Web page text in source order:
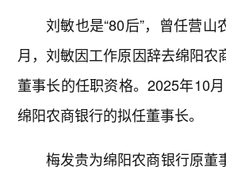
刘敏也是“80后”，曾任营
月，刘敏因工作原因辞去绵阳
董事长的任职资格。2025年10
绵阳农商银行的拟任董事长。
梅发贵为绵阳农商银行原董